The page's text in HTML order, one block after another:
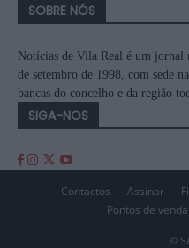
SOBRE NÓS
Notícias de Vila Real é um
de setembro de 1998, com sede
bancas do concelho e da região
SIGA-NOS
Contactos Assinar
Pontos de venda
©